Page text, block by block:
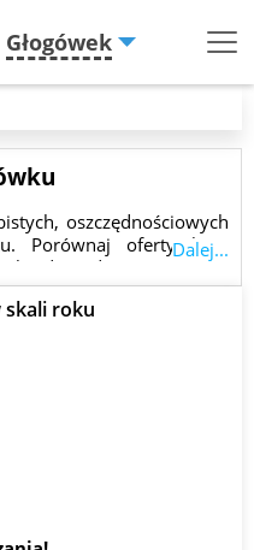
Głogówek
oszczędnościowych
Porównaj oferty kont
dopasowane do
Dalej...
skali roku